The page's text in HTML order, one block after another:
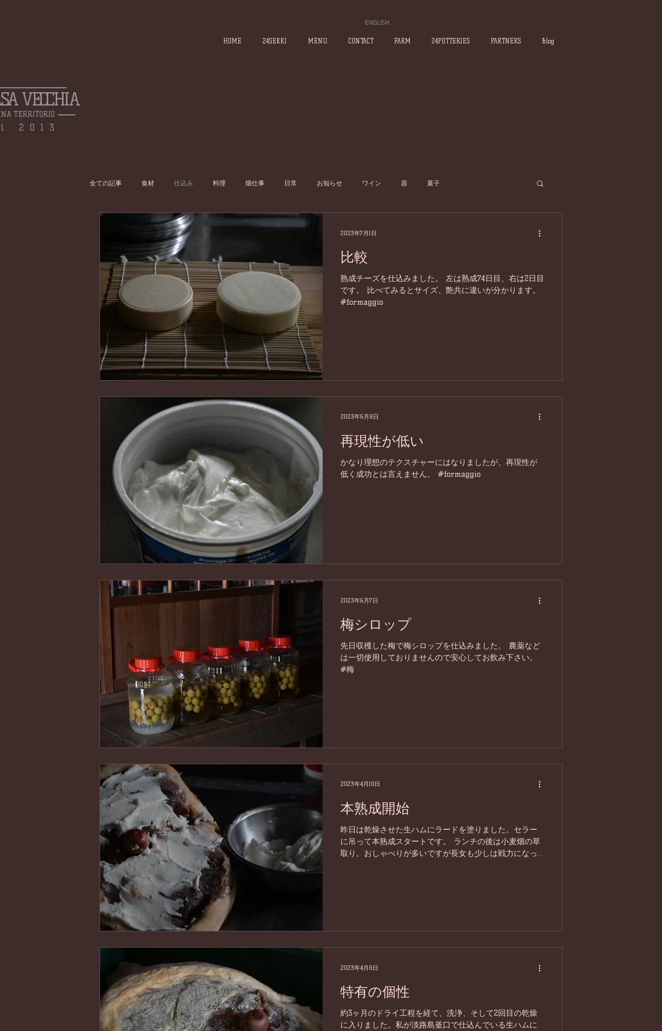
HOME 24SEKKI MENU CONTACT FARM 24POTTERIES PARTNERS Blog
全ての記事 食材 仕込み 料理 畑仕事 日常 お知らせ ワイン 器 菓子
比較
熟成チーズを仕込みました。 左は熟成74日目、右は2日目
です。 比べてみるとサイズ、艶共に違いが分かります。
#formaggio
2023年7月1日
再現性が低い
かなり理想のテクスチャーにはなりましたが、再現性が
低く成功とは言えません。 #formaggio
2023年6月8日
梅シロップ
先日収穫した梅で梅シロップを仕込みました。 農薬など
は一切使用しておりませんので安心してお飲み下さい。
#梅
2023年6月7日
本熟成開始
昨日は乾燥させた生ハムにラードを塗りました。セラー
に吊って本熟成スタートです。 ランチの後は小麦畑の草
取り。おしゃべりが多いですが長女も少しは戦力になっ
2023年4月10日
特有の個性
約3ヶ月のドライ工程を経て、洗浄、そして2回目の乾燥
に入りました。私が淡路島釜口で仕込んでいる生ハムに
2023年4月8日
VECCHIA
TERRITORIO
2013
ENGLISH